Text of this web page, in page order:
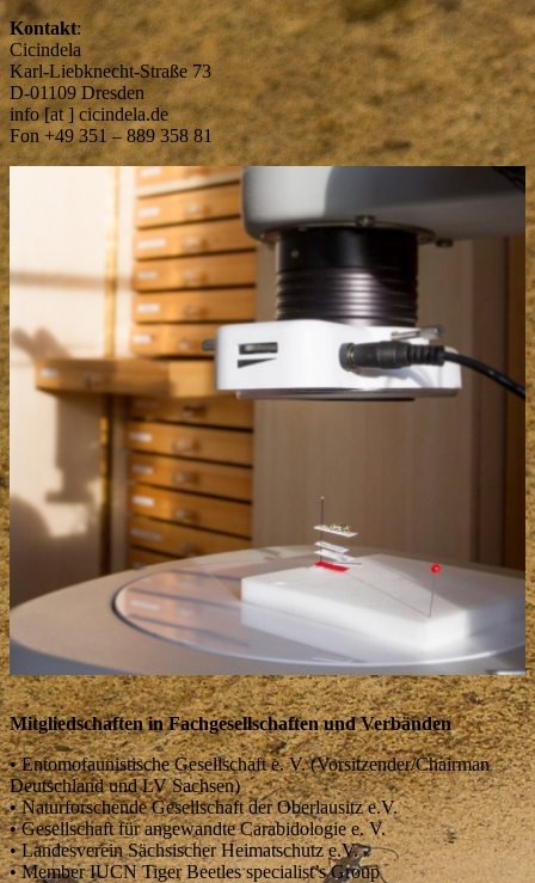
Kontakt:
Cicindela
Karl-Liebknecht-Straße 73
D-01109 Dresden
info [at ] cicindela.de
Fon +49 351 – 889 358 81
Mitgliedschaften in Fachgesellschaften und Verbänden
• Entomofaunistische Gesellschaft e. V. (Vorsitzender/Chairman
Deutschland und LV Sachsen)
• Naturforschende Gesellschaft der Oberlausitz e.V.
• Gesellschaft für angewandte Carabidologie e. V.
• Landesverein Sächsischer Heimatschutz e.V.
• Member IUCN Tiger Beetles specialist’s Group